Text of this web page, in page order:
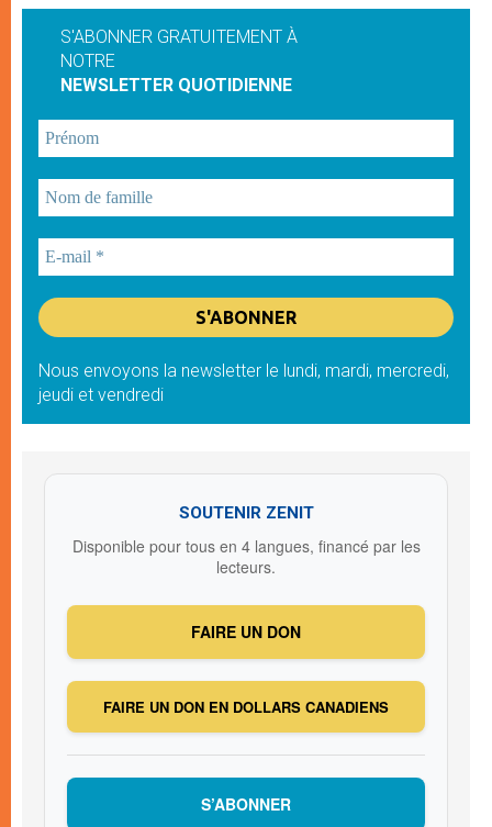
S'ABONNER GRATUITEMENT À
NOTRE
NEWSLETTER QUOTIDIENNE
Nous envoyons la newsletter le lundi, mardi, mercredi,
jeudi et vendredi
SOUTENIR ZENIT
Disponible pour tous en 4 langues, financé par les
lecteurs.
FAIRE UN DON
FAIRE UN DON EN DOLLARS CANADIENS
S’ABONNER